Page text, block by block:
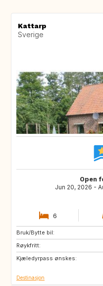
Kattarp
Sverige
Open
Jun 20, 2026 -
6
Bruk/Bytte bil:
Røykfritt:
Kjæledyrpass ønskes:
IE
Destinasjon